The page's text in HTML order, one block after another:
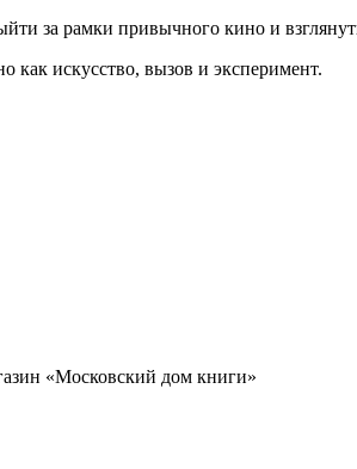
за рамки привычного кино и
как искусство, вызов и эксперимент.
«Московский дом книги»